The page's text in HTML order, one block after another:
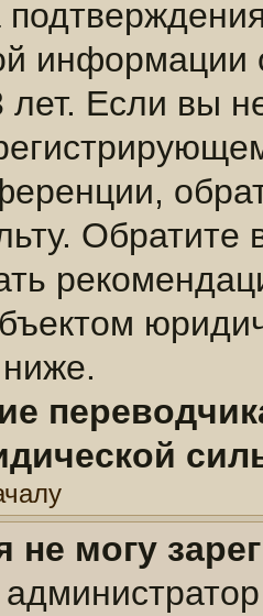
информации
Если вы
не могу